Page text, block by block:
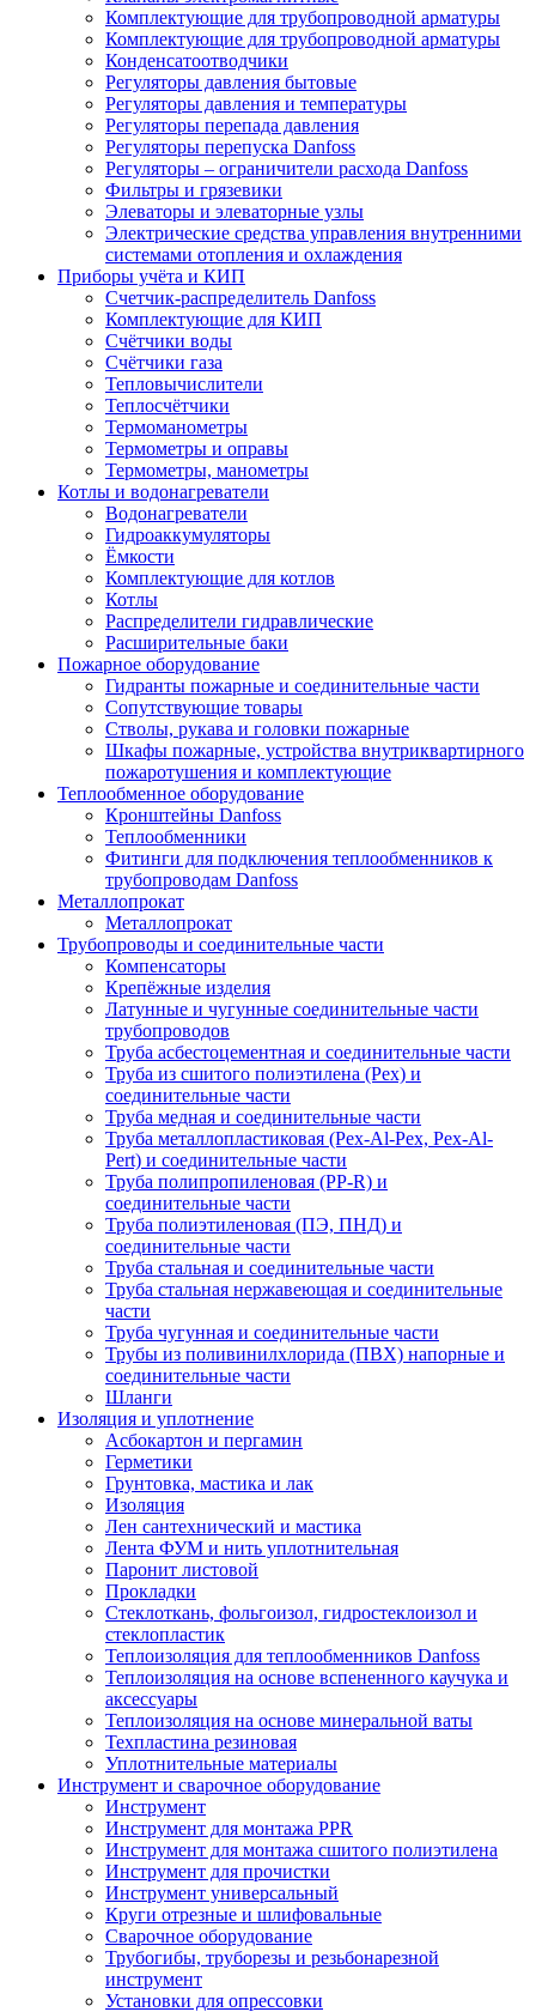
Комплектующие для трубопроводной арматуры
Комплектующие для трубопроводной арматуры
Конденсатоотводчики
Регуляторы давления бытовые
Регуляторы давления и температуры
Регуляторы перепада давления
Регуляторы перепуска Danfoss
Регуляторы – ограничители расхода Danfoss
Фильтры и грязевики
Элеваторы и элеваторные узлы
Электрические средства управления внутренними
системами отопления и охлаждения
Приборы учёта и КИП
Cчетчик-распределитель Danfoss
Комплектующие для КИП
Счётчики воды
Счётчики газа
Тепловычислители
Теплосчётчики
Термоманометры
Термометры и оправы
Термометры, манометры
Котлы и водонагреватели
Водонагреватели
Гидроаккумуляторы
Ёмкости
Комплектующие для котлов
Котлы
Распределители гидравлические
Расширительные баки
Пожарное оборудование
Гидранты пожарные и соединительные части
Сопутствующие товары
Стволы, рукава и головки пожарные
Шкафы пожарные, устройства внутриквартирного
пожаротушения и комплектующие
Теплообменное оборудование
Кронштейны Danfoss
Теплообменники
Фитинги для подключения теплообменников к
трубопроводам Danfoss
Металлопрокат
Металлопрокат
Трубопроводы и соединительные части
Компенсаторы
Крепёжные изделия
Латунные и чугунные соединительные части
трубопроводов
Труба асбестоцементная и соединительные части
Труба из сшитого полиэтилена (Pex) и
соединительные части
Труба медная и соединительные части
Труба металлопластиковая (Pex-Al-Pex, Pex-Al-
Pert) и соединительные части
Труба полипропиленовая (PP-R) и
соединительные части
Труба полиэтиленовая (ПЭ, ПНД) и
соединительные части
Труба стальная и соединительные части
Труба стальная нержавеющая и соединительные
части
Труба чугунная и соединительные части
Трубы из поливинилхлорида (ПВХ) напорные и
соединительные части
Шланги
Изоляция и уплотнение
Асбокартон и пергамин
Герметики
Грунтовка, мастика и лак
Изоляция
Лен сантехнический и мастика
Лента ФУМ и нить уплотнительная
Паронит листовой
Прокладки
Стеклоткань, фольгоизол, гидростеклоизол и
стеклопластик
Теплоизоляция для теплообменников Danfoss
Теплоизоляция на основе вспененного каучука и
аксессуары
Теплоизоляция на основе минеральной ваты
Техпластина резиновая
Уплотнительные материалы
Инструмент и сварочное оборудование
Инструмент
Инструмент для монтажа PPR
Инструмент для монтажа сшитого полиэтилена
Инструмент для прочистки
Инструмент универсальный
Круги отрезные и шлифовальные
Сварочное оборудование
Трубогибы, труборезы и резьбонарезной
инструмент
Установки для опрессовки